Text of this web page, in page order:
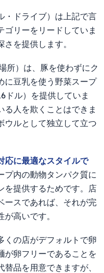
・ドライブ）は上記で言
ゴリーをリードしていま
を提供します。
所）は、豚を使わずにク
に豆乳を使う野菜スープ
ドル）を提供していま
人を欺くことはできま
ウルとして独立して立つ
応に最適なスタイルで
プ内の動物タンパク質に
を提供するためです。店
ースであれば、それが完
高いです。
くの店がデフォルトで卵
が卵フリーであることを
品を用意できますが、